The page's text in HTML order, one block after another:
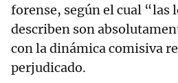
forense, según el cual “las
describen son
con la dinámica comisiva
perjudicado.